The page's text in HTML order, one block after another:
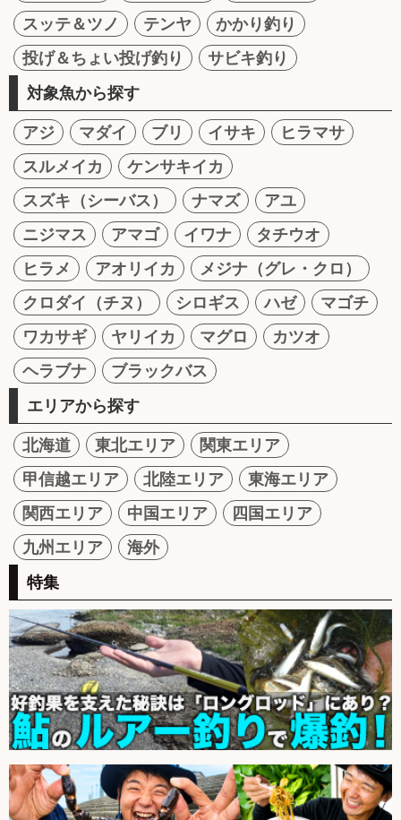
スッテ＆ツノ
テンヤ
かかり釣り
投げ＆ちょい投げ釣り
サビキ釣り
対象魚から探す
アジ マダイ ブリ イサキ
ヒラマサ
スルメイカ
ケンサキイカ
スズキ（シーバス）
ナマズ
アユ
ニジマス
アマゴ イワナ
タチウオ
ヒラメ
アオリイカ
メジナ（グレ・クロ）
クロダイ（チヌ）
シロギス ハゼ
マゴチ
ワカサギ
ヤリイカ マグロ
カツオ
ヘラブナ
ブラックバス
エリアから探す
北海道 東北エリア
関東エリア
甲信越エリア
北陸エリア
東海エリア
関西エリア
中国エリア
四国エリア
九州エリア
海外
特集